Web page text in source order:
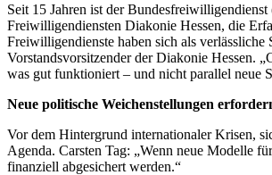
Seit 15 Jahren ist der
Freiwilligendiensten Diakonie Hessen, die
Freiwilligendienste haben sich als
Vorstandsvorsitzender der Diakonie Hessen.
was gut funktioniert – und nicht parallel neue
Neue politische Weichenstellungen
Vor dem Hintergrund internationaler Krisen,
Agenda. Carsten Tag: „Wenn neue Modelle
finanziell abgesichert werden.“